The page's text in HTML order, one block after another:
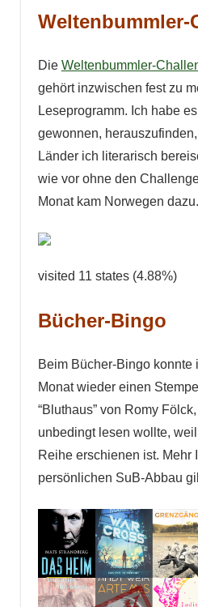
Weltenbummler-
Die Weltenbummler-
gehört inzwischen fest zu
Leseprogramm. Ich habe
gewonnen,
Länder ich literarisch
wie vor ohne den
Monat kam Norwegen dazu.
visited 11 states (4.88%)
Bücher-Bingo
Beim Bücher-Bingo konnte
Monat wieder einen
“Bluthaus” von Romy
unbedingt lesen wollte,
Reihe erschienen ist. Mehr
persönlichen SuB-Abbau